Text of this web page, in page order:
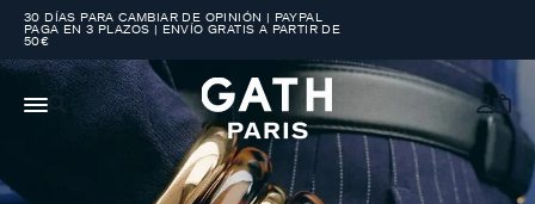
30 DÍAS PARA CAMBIAR DE OPINIÓN | PAYPAL
PAGA EN 3 PLAZOS | ENVÍO GRATIS A PARTIR DE
50€